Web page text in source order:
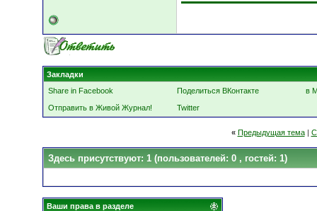
Закладки
Share in Facebook
Поделиться ВКонтакте
в
Отправить в Живой Журнал!
Twitter
« Предыдущая тема|
Здесь присутствуют: 1 (пользователей: 0 , гостей: 1)
Ваши права в разделе